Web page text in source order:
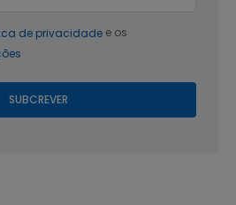
SUBCREVER
de privacidadee os